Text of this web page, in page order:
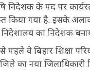
निदेशक के पद पर
किया गया है. इसके
निदेशालय का निदेशक
वे बिहार शिक्षा
का नया जिलाधिकारी